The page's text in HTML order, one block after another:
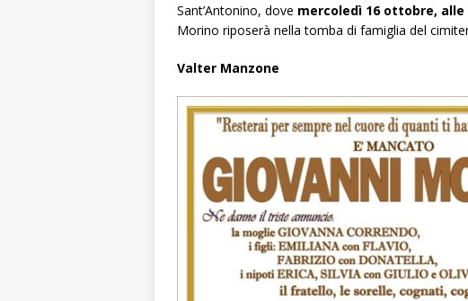
Sant’Antonino, dove mercoledì 16 ottobre,
Morino riposerà nella tomba di famiglia del
Valter Manzone